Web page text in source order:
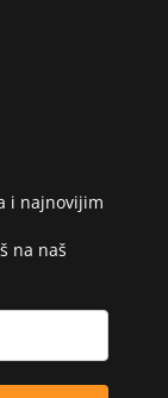
i najnovijim
na naš